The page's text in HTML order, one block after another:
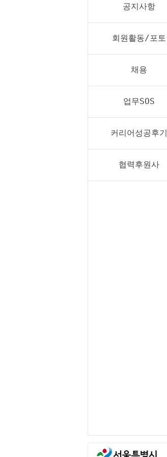
공지사항
회원활동/포토
채용
업무SOS
커리어성공후기
협력후원사